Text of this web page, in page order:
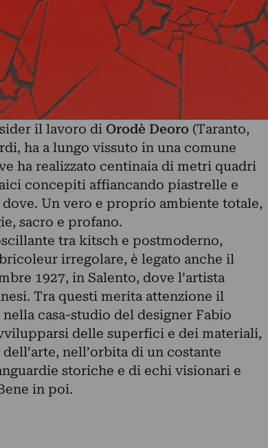
il lavoro di Orodè Deoro (Taranto,
ha a lungo vissuto in una comune
ha realizzato centinaia di metri quadri
concepiti affiancando piastrelle e
Un vero e proprio ambiente totale,
sacro e profano.
tra kitsch e postmoderno,
irregolare, è legato anche il
1927, in Salento, dove l’artista
Tra questi merita attenzione il
casa-studio del designer Fabio
delle superfici e dei materiali,
nell’orbita di un costante
storiche e di echi visionari e
in poi.